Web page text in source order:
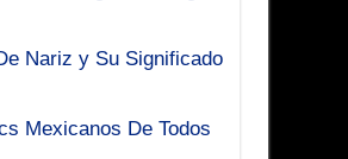
Nariz y Su Significado
Mexicanos De Todos